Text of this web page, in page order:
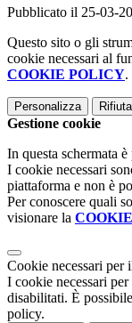
Pubblicato il 25-03-
Questo sito o gli
cookie necessari al
COOKIE POLICY.
Personalizza
Gestione cookie
In questa schermata
I cookie necessari
piattaforma e non è
Per conoscere quali
visionare la
Cookie necessari per
I cookie necessari
disabilitati. È
policy.